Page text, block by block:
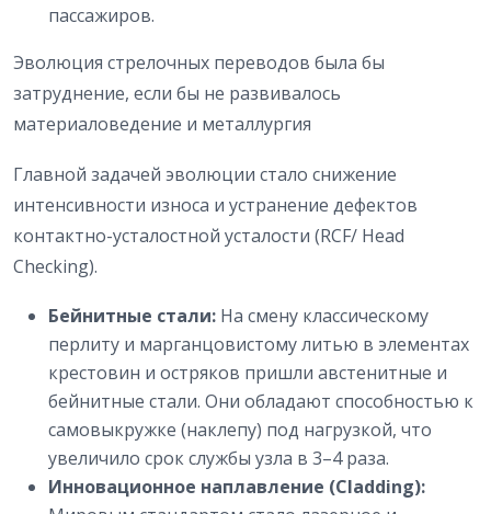
пассажиров.
Эволюция стрелочных переводов была бы
затруднение, если бы не развивалось
материаловедение и металлургия
Главной задачей эволюции стало снижение
интенсивности износа и устранение дефектов
контактно-усталостной усталости (RCF/ Head
Checking).
Бейнитные стали: На смену классическому
перлиту и марганцовистому литью в элементах
крестовин и остряков пришли австенитные и
бейнитные стали. Они обладают способностью к
самовыкружке (наклепу) под нагрузкой, что
увеличило срок службы узла в 3–4 раза.
Инновационное наплавление (Cladding):